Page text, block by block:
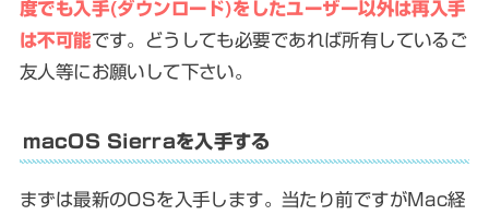
度でも入手(ダウンロード)をしたユーザー以外は再入手
は不可能です。どうしても必要であれば所有しているご
友人等にお願いして下さい。
macOS Sierraを入手する
まずは最新のOSを入手します。当たり前ですがMac経